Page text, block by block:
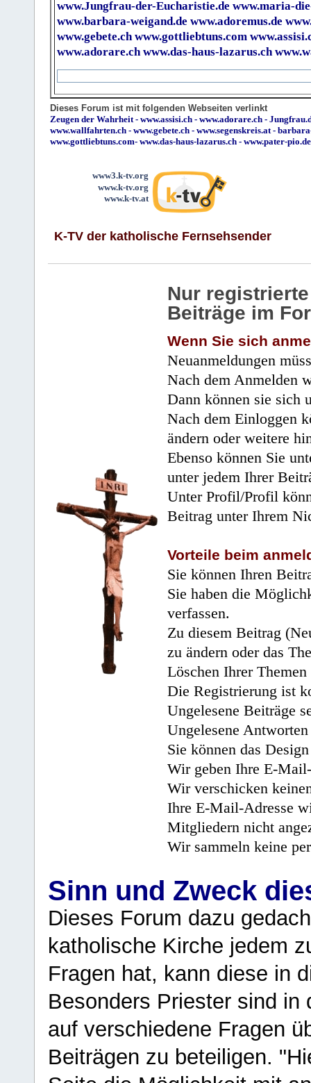
www.Jungfrau-der-Eucharistie.de www.maria-
www.barbara-weigand.de www.adoremus.de
www.gebete.ch www.gottliebtuns.com
www.adorare.ch www.das-haus-lazarus.ch
Dieses Forum ist mit folgenden Webseiten verlinkt
Zeugen der Wahrheit - www.assisi.ch - www.adorare.ch -
www.wallfahrten.ch - www.gebete.ch - www.segenskreis.at -
www.gottliebtuns.com- www.das-haus-lazarus.ch - www.pater-pio.de
www3.k-tv.org
www.k-tv.org
www.k-tv.at
K-TV der katholische Fernsehsender
Nur
Beiträge im
Wenn Sie sich
Neuanmeldungen
Nach dem Anmelden
Dann können sie sich
Nach dem Einloggen
ändern oder weitere
Ebenso können Sie
unter jedem Ihrer
Unter Profil/Profil
Beitrag unter Ihrem
Vorteile beim
Sie können Ihren
Sie haben die
verfassen.
Zu diesem Beitrag
zu ändern oder das
Löschen Ihrer
Die Registrierung ist
Ungelesene Beiträge
Ungelesene
Sie können das
Wir geben Ihre E-
Wir verschicken
Ihre E-Mail-Adresse
Mitgliedern nicht
Wir sammeln keine
Sinn und Zweck
Dieses Forum dazu
katholische Kirche jedem
Fragen hat, kann diese in
Besonders Priester sind in
auf verschiedene Fragen
Beiträgen zu beteiligen.